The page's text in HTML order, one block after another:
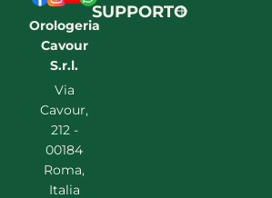
Orologeria
Cavour
S.r.l.
Via
Cavour,
212 -
00184
Roma,
Italia
SUPPORTO